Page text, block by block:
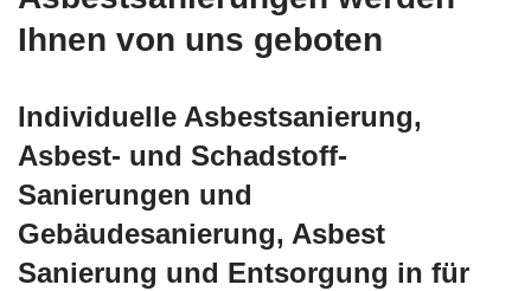
Ihnen von uns geboten
Individuelle Asbestsanierung,
Asbest- und Schadstoff-
Sanierungen und
Gebäudesanierung, Asbest
Sanierung und Entsorgung in für